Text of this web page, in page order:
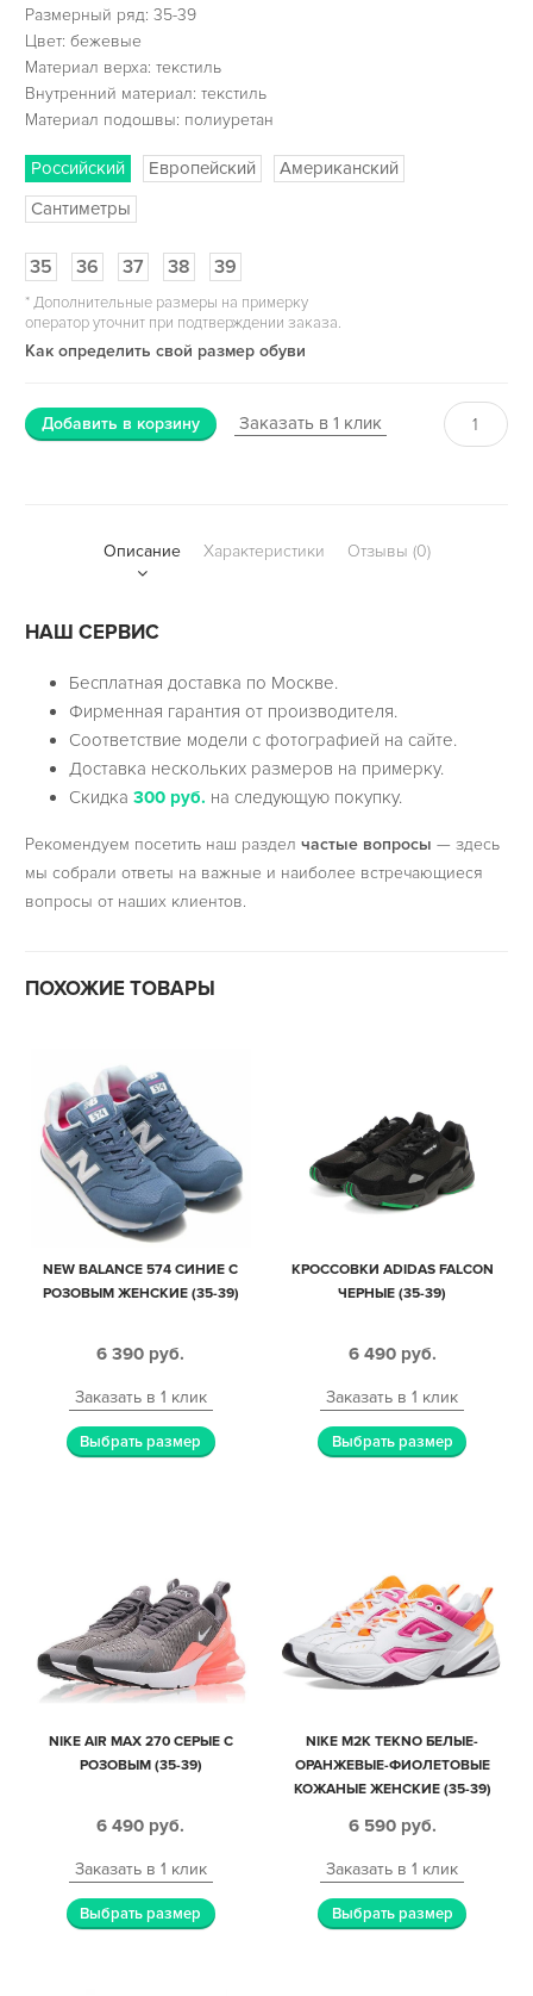
Размерный ряд: 35-39
Цвет: бежевые
Материал верха: текстиль
Внутренний материал: текстиль
Материал подошвы: полиуретан
Российский Европейский
Американский
Сантиметры
35 36 37 38 39
*Дополнительные размеры на примерку
оператор уточнит при подтверждении заказа.
Как определить свой размер обуви
Добавить в корзину Заказать в 1 клик
Описание Характеристики Отзывы (0)
НАШ СЕРВИС
Бесплатная доставка по Москве.
Фирменная гарантия от производителя.
Соответствие модели с фотографией на сайте.
Доставка нескольких размеров на примерку.
Скидка300 руб. на следующую покупку.
Рекомендуем посетить наш раздел частые вопросы — здесь
мы собрали ответы на важные и наиболее встречающиеся
вопросы от наших клиентов.
ПОХОЖИЕ ТОВАРЫ
NEW BALANCE 574 СИНИЕ С
РОЗОВЫМ ЖЕНСКИЕ (35-39)
6 390 руб.
Заказать в 1 клик
Выбрать размер
КРОССОВКИ ADIDAS FALCON
ЧЕРНЫЕ (35-39)
6 490 руб.
Заказать в 1 клик
Выбрать размер
NIKE AIR MAX 270 СЕРЫЕ С
РОЗОВЫМ (35-39)
6 490 руб.
Заказать в 1 клик
Выбрать размер
NIKE M2K TEKNO БЕЛЫЕ-
ОРАНЖЕВЫЕ-ФИОЛЕТОВЫЕ
КОЖАНЫЕ ЖЕНСКИЕ (35-39)
6 590 руб.
Заказать в 1 клик
Выбрать размер